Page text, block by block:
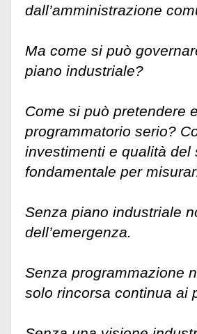
dall’amministrazione
Ma come si può
piano industriale?
Come si può pretendere
programmatorio serio?
investimenti e qualità
fondamentale per
Senza piano industriale
dell’emergenza.
Senza programmazione
solo rincorsa continua ai